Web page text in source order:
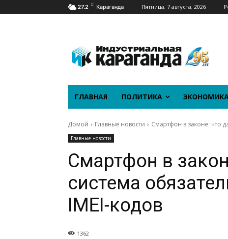
27.2 C Караганда Пятница, 7 августа, 2026
ГЛАВНАЯ ПОЛИТИКА
Домой Главные новости Смартфон в законе: что
Главные новости
Смартфон в
система
IMEI-кодов
1362